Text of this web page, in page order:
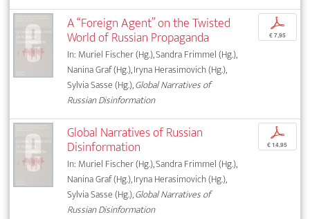
A “Foreign Agent” on the Twisted
World of Russian Propaganda
In: Muriel Fischer (Hg.), Sandra Frimmel (Hg.),
Nanina Graf (Hg.), Iryna Herasimovich (Hg.),
Sylvia Sasse (Hg.),Global Narratives of
Russian Disinformation
p
€ 7,95
Global Narratives of Russian
Disinformation
In: Muriel Fischer (Hg.), Sandra Frimmel (Hg.),
Nanina Graf (Hg.), Iryna Herasimovich (Hg.),
Sylvia Sasse (Hg.),Global Narratives of
Russian Disinformation
p
€ 14,95